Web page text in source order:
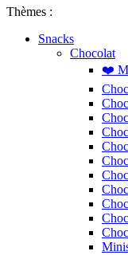
Thèmes :
Snacks
Chocolat
❤️